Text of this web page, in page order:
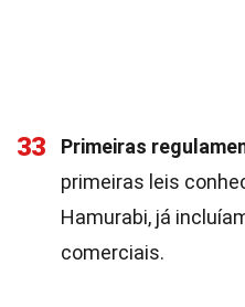
33 Primeiras
primeiras leis
Hamurabi, já
comerciais.